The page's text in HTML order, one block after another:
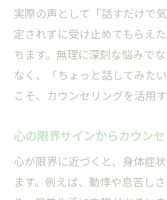
実際の声として「話すだけで
定されずに受け止めてもらえ
ちます。無理に深刻な悩みで
なく、「ちょっと話してみた
こそ、カウンセリングを活用
心の限界サインからカウン
心が限界に近づくと、身体症
ます。例えば、動悸や息苦し